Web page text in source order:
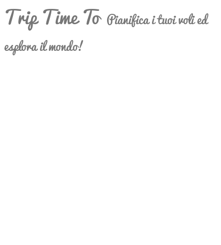
Trip Time To Pianifica i tuoi voli ed
esplora il mondo!